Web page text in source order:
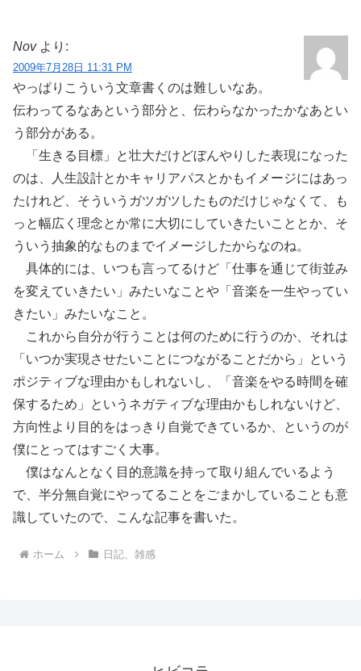
Nov より:
2009年7月28日 11:31 PM
やっぱりこういう文章書くのは難しいなあ。
伝わってるなあという部分と、伝わらなかったかなあとい
う部分がある。
「生きる目標」と壮大だけどぼんやりした表現になった
のは、人生設計とかキャリアパスとかもイメージにはあっ
たけれど、そういうガツガツしたものだけじゃなくて、も
っと幅広く理念とか常に大切にしていきたいこととか、そ
ういう抽象的なものまでイメージしたからなのね。
具体的には、いつも言ってるけど「仕事を通じて街並み
を変えていきたい」みたいなことや「音楽を一生やってい
きたい」みたいなこと。
これから自分が行うことは何のために行うのか、それは
「いつか実現させたいことにつながることだから」という
ポジティブな理由かもしれないし、「音楽をやる時間を確
保するため」というネガティブな理由かもしれないけど、
方向性より目的をはっきり自覚できているか、というのが
僕にとってはすごく大事。
僕はなんとなく目的意識を持って取り組んでいるよう
で、半分無自覚にやってることをごまかしていることも意
識していたので、こんな記事を書いた。
ホーム 日記、雑感